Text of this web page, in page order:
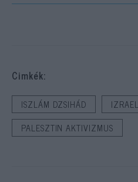
Cimkék:
ISZLÁM DZSIHÁD
PALESZTIN AKTIVIZMUS